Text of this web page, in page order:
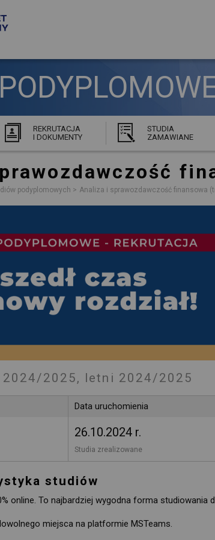
REKRUTACJA
I DOKUMENTY
STUDIA
ZAMAWIANE
podyplomowych Analiza i sprawozdawczość finansowa
2024/2025, letni 2024/2025
Data uruchomienia
26.10.2024 r.
Studia zrealizowane
studiów
online. To najbardziej wygodna forma
miejsca na platformie MSTeams.